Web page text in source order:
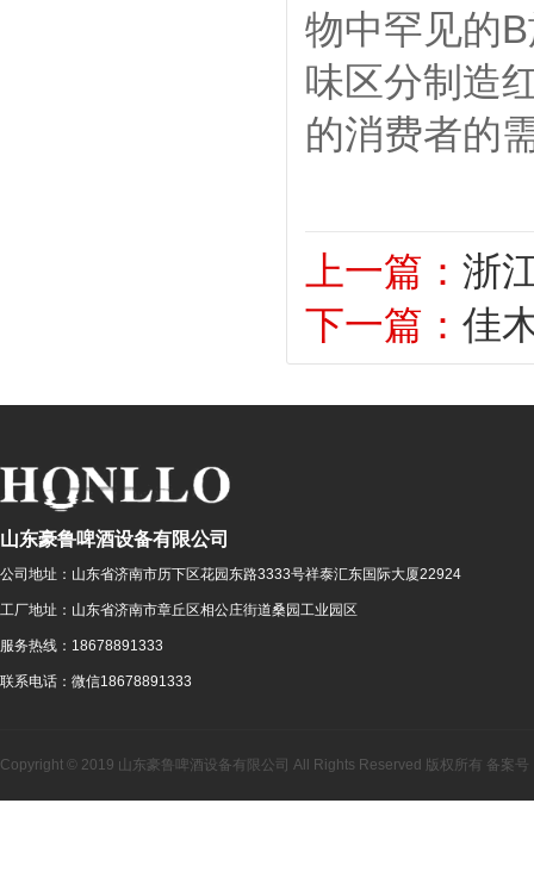
物中罕见的
味区分制造
的消费者的
上一篇： 浙
下一篇： 佳
山东豪鲁啤酒设备有限公司
公司地址： 山东省济南市历下区花园东路3333号祥泰汇东国际大厦22924
工厂地址： 山东省济南市章丘区相公庄街道桑园工业园区
服务热线： 18678891333
联系电话： 微信18678891333
Copyright © 2019 山东豪鲁啤酒设备有限公司 All Rights Reserved 版权所有 备案号